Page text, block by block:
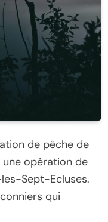
de pêche de
une opération de
Sept-Ecluses.
qui